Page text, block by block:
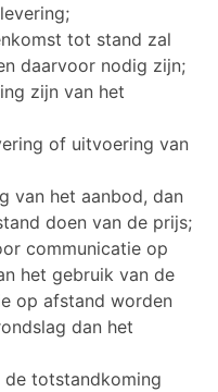
tot stand zal
daarvoor nodig zijn;
zijn van het
of uitvoering van
van het aanbod, dan
doen van de prijs;
communicatie op
het gebruik van de
op afstand worden
dan het
de totstandkoming